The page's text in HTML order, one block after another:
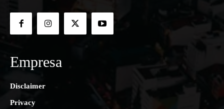
Empresa
Disclaimer
Privacy